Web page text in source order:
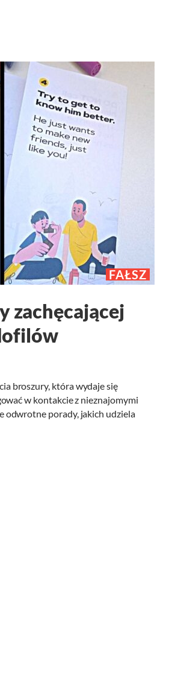
FAŁSZ
zachęcającej
broszury, która wydaje się
w kontakcie z nieznajomymi
odwrotne porady, jakich udziela